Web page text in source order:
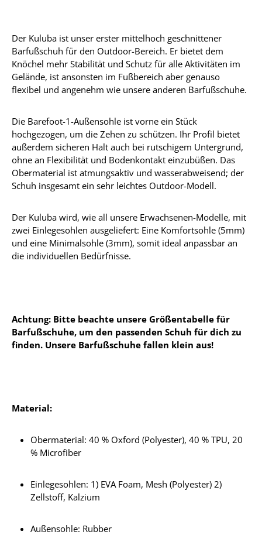
Der Kuluba ist unser erster mittelhoch geschnittener
Barfußschuh für den Outdoor-Bereich. Er bietet dem
Knöchel mehr Stabilität und Schutz für alle Aktivitäten im
Gelände, ist ansonsten im Fußbereich aber genauso
flexibel und angenehm wie unsere anderen Barfußschuhe.
Die Barefoot-1-Außensohle ist vorne ein Stück
hochgezogen, um die Zehen zu schützen. Ihr Profil bietet
außerdem sicheren Halt auch bei rutschigem Untergrund,
ohne an Flexibilität und Bodenkontakt einzubüßen. Das
Obermaterial ist atmungsaktiv und wasserabweisend; der
Schuh insgesamt ein sehr leichtes Outdoor-Modell.
Der Kuluba wird, wie all unsere Erwachsenen-Modelle, mit
zwei Einlegesohlen ausgeliefert: Eine Komfortsohle (5mm)
und eine Minimalsohle (3mm), somit ideal anpassbar an
die individuellen Bedürfnisse.
Achtung: Bitte beachte unsere Größentabelle für
Barfußschuhe, um den passenden Schuh für dich zu
finden. Unsere Barfußschuhe fallen klein aus!
Material:
Obermaterial: 40 % Oxford (Polyester), 40 % TPU, 20
% Microfiber
Einlegesohlen: 1) EVA Foam, Mesh (Polyester) 2)
Zellstoff, Kalzium
Außensohle: Rubber